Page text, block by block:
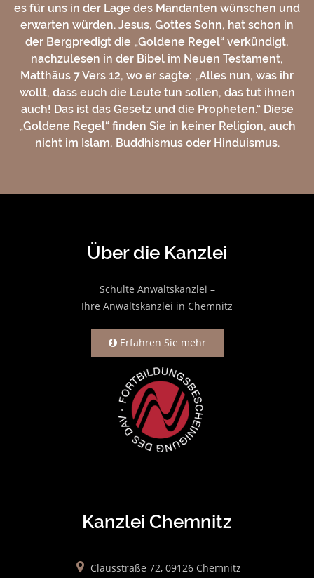
es für uns in der Lage des Mandanten wünschen und
erwarten würden. Jesus, Gottes Sohn, hat schon in
der Bergpredigt die „Goldene Regel“ verkündigt,
nachzulesen in der Bibel im Neuen Testament,
Matthäus 7 Vers 12, wo er sagte: „Alles nun, was ihr
wollt, dass euch die Leute tun sollen, das tut ihnen
auch! Das ist das Gesetz und die Propheten.“ Diese
„Goldene Regel“ finden Sie in keiner Religion, auch
nicht im Islam, Buddhismus oder Hinduismus.
Über die Kanzlei
Schulte Anwaltskanzlei –
Ihre Anwaltskanzlei in Chemnitz
Erfahren Sie mehr
Kanzlei Chemnitz
Clausstraße 72, 09126 Chemnitz